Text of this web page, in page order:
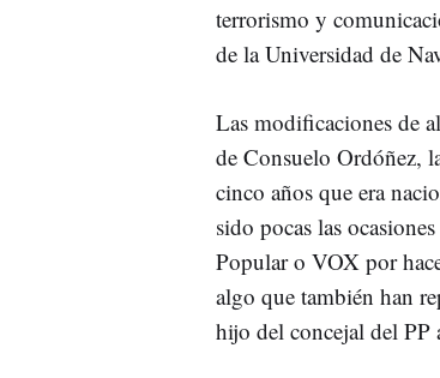
terrorismo y
de la Universidad de
Las modificaciones de
de Consuelo Ordóñez,
cinco años que era
sido pocas las
Popular o VOX por
algo que también han
hijo del concejal del PP